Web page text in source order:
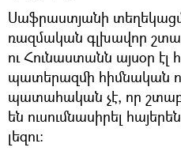
Սաֆրաստյանի
ռազմական գլխավոր
ու Հունաստանն այսօր
պատերազմի հիմնական
պատահական չէ, որ
են ուսումնասիրել
լեզու։